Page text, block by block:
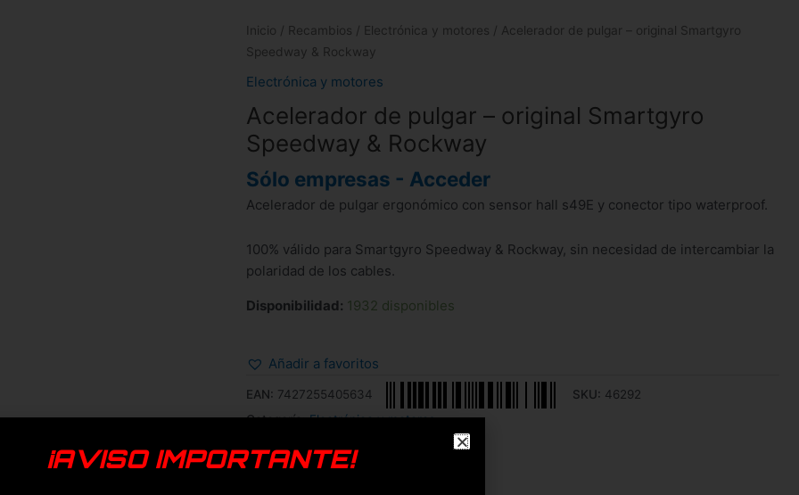
Inicio / Recambios / Electrónica y motores / Acelerador de pulgar – original Smartgyro
Speedway & Rockway
Electrónica y motores
Acelerador de pulgar – original Smartgyro
Speedway & Rockway
Sólo empresas - Acceder
Acelerador de pulgar ergonómico con sensor hall s49E y conector tipo waterproof.
100% válido para Smartgyro Speedway & Rockway, sin necesidad de intercambiar la
polaridad de los cables.
Disponibilidad: 1932 disponibles
Añadir a favoritos
EAN: 7427255405634 SKU: 46292
Categoría:Electrónica y motores
Smartgyro
¡AVISO IMPORTANTE!